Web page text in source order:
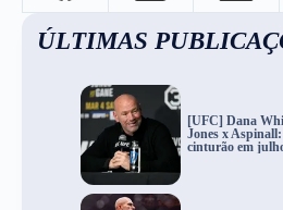
ÚLTIMAS
[UFC] Dana
Jones x
cinturão em